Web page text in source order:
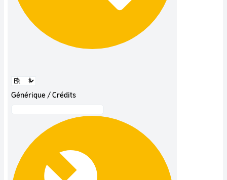
Générique / Crédits